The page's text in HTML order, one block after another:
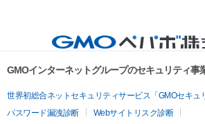
GMOインターネットグループのセキュリティ事
世界初総合ネットセキュリティサービス「GMOセキュ
パスワード漏洩診断
Webサイトリスク診断